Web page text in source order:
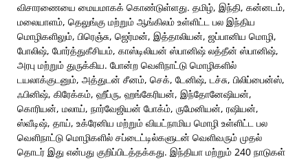
விசாரணையை மையமாகக் கொண்டுள்ளது. தமிழ், இந்தி, கன்னடம்,
மலையாளம், தெலுங்கு மற்றும் ஆங்கிலம் உள்ளிட்ட பல இந்திய
மொழிகளிலும், பிரெஞ்சு, ஜெர்மன், இத்தாலியன், ஜப்பானிய மொழி,
போலிஷ், போர்த்துகீசியம், காஸ்டிலியன் ஸ்பானிஷ் லத்தீன் ஸ்பானிஷ்,
அரபு மற்றும் துருக்கிய. போன்ற வெளிநாட்டு மொழிகளில்
டயலாக்குடனும், அத்துடன் சீனம், செக், டேனிஷ், டச்சு, பிலிப்பைன்ஸ்,
ஃபினிஷ், கிரேக்கம், ஹீப்ரு, ஹங்கேரியன், இந்தோனேஷியன்,
கொரியன், மலாய், நார்வேஜியன் போக்ம், ருமேனியன், ரஷியன்,
ஸ்வீடிஷ், தாய், உக்ரேனிய மற்றும் வியட்நாமிய மொழி உள்ளிட்ட பல
வெளிநாட்டு மொழிகளில் சப்டைட்டில்களுடன் வெளிவரும் முதல்
தொடர் இது என்பது குறிப்பிடத்தக்கது. இந்தியா மற்றும் 240 நாடுகள்